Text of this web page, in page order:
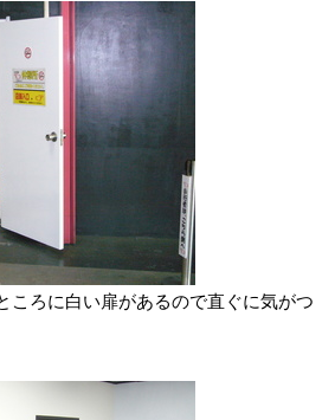
ころに白い扉があるので直ぐに気がつ